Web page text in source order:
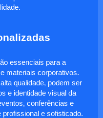
essenciais para a
materiais corporativos.
qualidade, podem ser
e identidade visual da
conferências e
profissional e sofisticado.